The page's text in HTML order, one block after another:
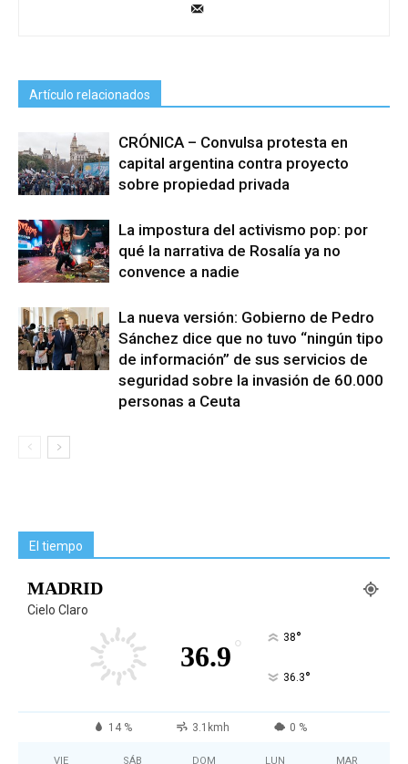
Artículo relacionados
CRÓNICA – Convulsa protesta en
capital argentina contra proyecto
sobre propiedad privada
La impostura del activismo pop: por
qué la narrativa de Rosalía ya no
convence a nadie
La nueva versión: Gobierno de Pedro
Sánchez dice que no tuvo “ningún tipo
de información” de sus servicios de
seguridad sobre la invasión de 60.000
personas a Ceuta
El tiempo
MADRID
Cielo Claro
36.9 ° 38°
36.3°
14 % 3.1kmh 0 %
VIE SÁB DOM LUN MAR